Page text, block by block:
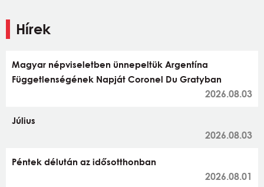
Hírek
Magyar népviseletben ünnepeltük Argentína
Függetlenségének Napját Coronel Du Gratyban
2026.08.03
Július
2026.08.03
Péntek délután az idősotthonban
2026.08.01